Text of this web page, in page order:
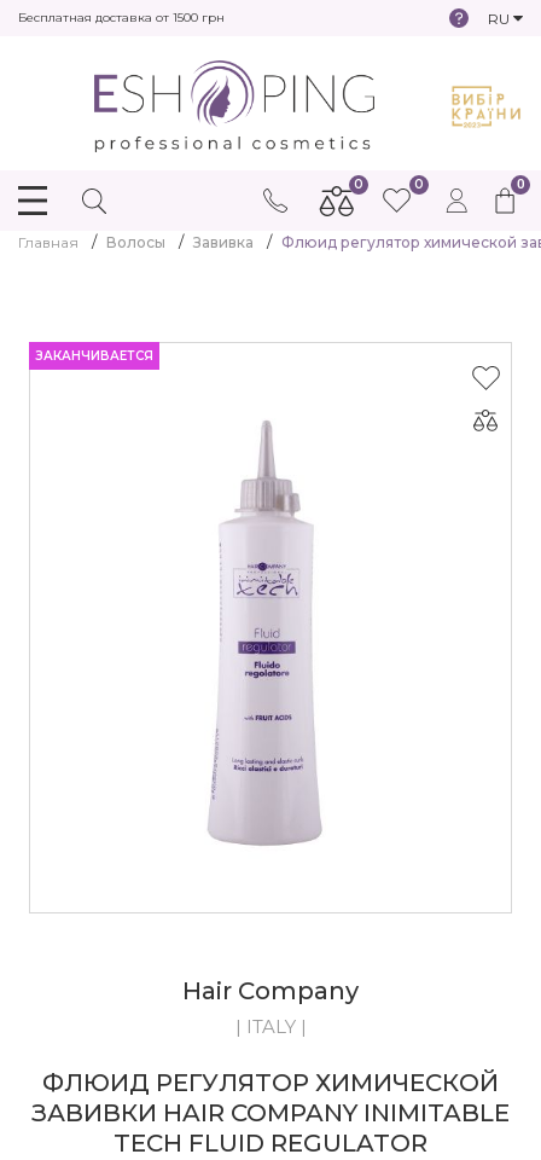
Бесплатная доставка от 1500 грн RU
0
0 0
Главная Волосы Завивка Флюид регулятор химической
ЗАКАНЧИВАЕТСЯ
Hair Company
| ITALY |
ФЛЮИД РЕГУЛЯТОР ХИМИЧЕСКОЙ
ЗАВИВКИ HAIR COMPANY INIMITABLE
TECH FLUID REGULATOR